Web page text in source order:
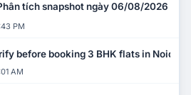
tích snapshot ngày 06/08/2026
PM
before booking 3 BHK flats in Noida?
AM